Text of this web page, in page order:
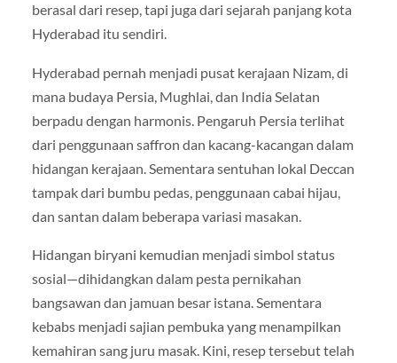
berasal dari resep, tapi juga dari sejarah panjang kota
Hyderabad itu sendiri.
Hyderabad pernah menjadi pusat kerajaan Nizam, di
mana budaya Persia, Mughlai, dan India Selatan
berpadu dengan harmonis. Pengaruh Persia terlihat
dari penggunaan saffron dan kacang-kacangan dalam
hidangan kerajaan. Sementara sentuhan lokal Deccan
tampak dari bumbu pedas, penggunaan cabai hijau,
dan santan dalam beberapa variasi masakan.
Hidangan biryani kemudian menjadi simbol status
sosial—dihidangkan dalam pesta pernikahan
bangsawan dan jamuan besar istana. Sementara
kebabs menjadi sajian pembuka yang menampilkan
kemahiran sang juru masak. Kini, resep tersebut telah